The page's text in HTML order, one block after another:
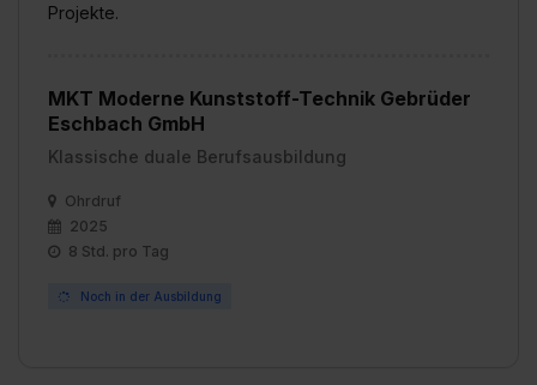
Projekte.
MKT Moderne Kunststoff-Technik Gebrüder
Eschbach GmbH
Klassische duale Berufsausbildung
Ohrdruf
2025
8 Std. pro Tag
Noch in der Ausbildung